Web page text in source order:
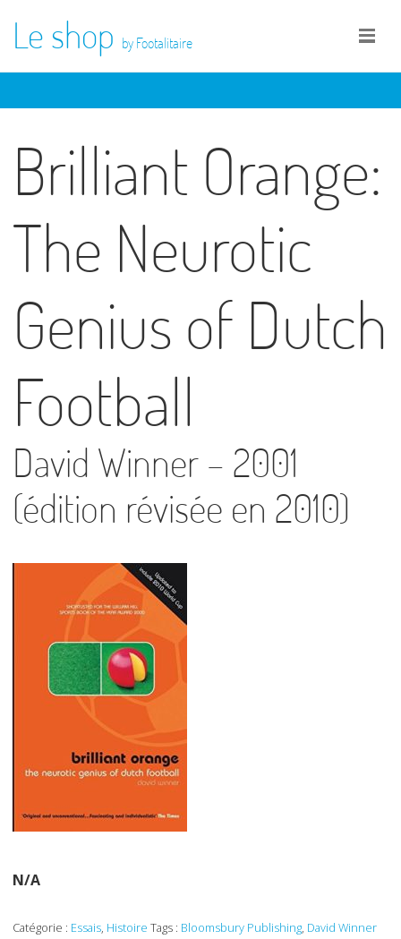
Le shop by Footalitaire
Brilliant Orange:
The Neurotic
Genius of Dutch
Football
David Winner – 2001
(édition révisée en 2010)
N/A
Catégorie : Essais, Histoire Tags : Bloomsbury Publishing, David Winner